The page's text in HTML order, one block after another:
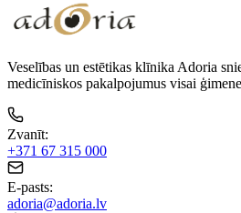
Veselības un estētikas klīnika Adoria
medicīniskos pakalpojumus visai
Zvanīt:
+371 67 315 000
E-pasts:
adoria@adoria.lv